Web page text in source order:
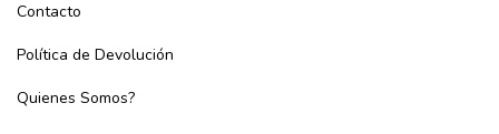
Contacto
Política de Devolución
Quienes Somos?